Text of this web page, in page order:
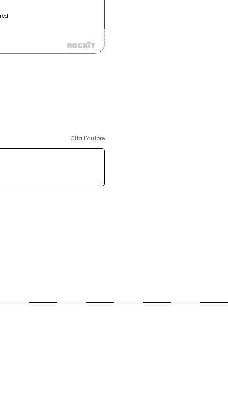
Cita l'autore